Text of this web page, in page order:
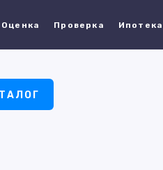
Оценка Проверка Ипотека